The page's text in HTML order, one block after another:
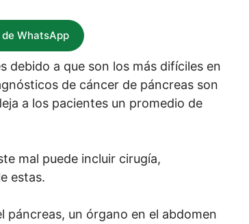
WhatsApp
debido a que son los más difíciles en
de cáncer de páncreas son
a los pacientes un promedio de
mal puede incluir cirugía,
estas.
páncreas, un órgano en el abdomen